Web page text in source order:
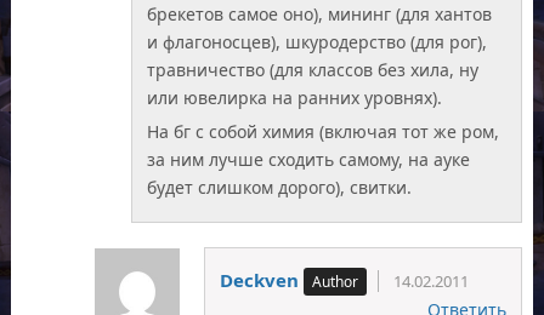
брекетов самое оно), мининг (для хантов
и флагоносцев), шкуродерство (для рог),
травничество (для классов без хила, ну
или ювелирка на ранних уровнях).
На бг с собой химия (включая тот же ром,
за ним лучше сходить самому, на ауке
будет слишком дорого), свитки.
Deckven 14.02.2011
Ответить